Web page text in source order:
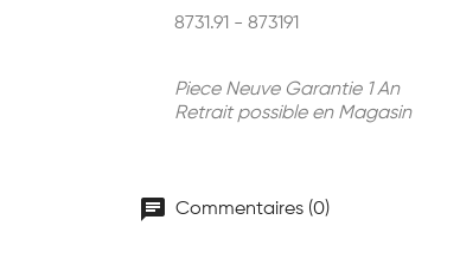
8731.91 - 873191
Piece Neuve Garantie 1 An
Retrait possible en Magasin
chat Commentaires (0)